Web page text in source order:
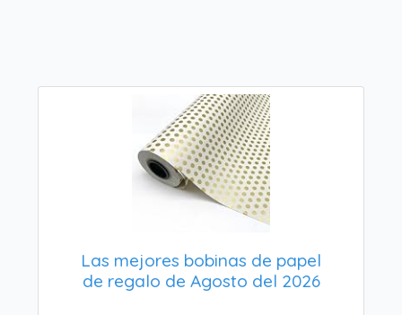
Las mejores bobinas de papel
de regalo de Agosto del 2026